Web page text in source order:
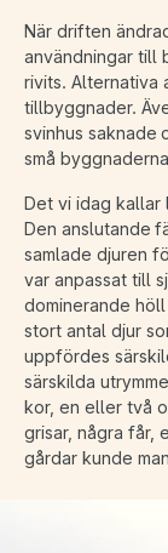
När driften
användningar till
rivits. Alternativa
tillbyggnader.
svinhus saknade
små
Det vi idag kallar
Den anslutande
samlade djuren
var anpassat till
dominerande
stort antal djur
uppfördes
särskilda
kor, en eller två
grisar, några får,
gårdar kunde